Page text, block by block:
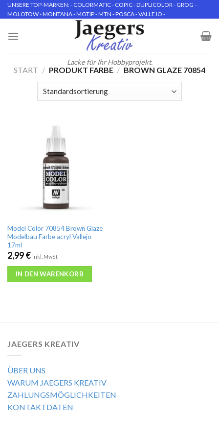
Skip
to
UNSERE TOP-MARKEN: - COLORMATIC - COPIC - DUPLICOLOR - GROG -
MOLOTOW - MONTANA - MOTIP - MTN - POSCA - VALLEJO -
Lacke für Ihr Hobbyprojekt.
START / PRODUKT FARBE / BROWN GLAZE 70854
Model Color 70854 Brown Glaze
Modelbau Farbe acryl Vallejo
17ml
2,99€ inkl. MwSt
IN DEN WARENKORB
JAEGERS KREATIV
ÜBER UNS
WARUM JAEGERS KREATIV
ZAHLUNGSMÖGLICHKEITEN
KONTAKTDATEN